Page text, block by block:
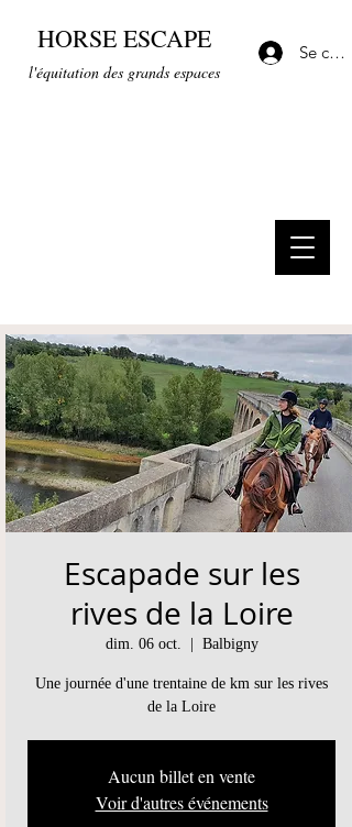
HORSE ESCAPE
l'équitation des grands espaces
Se
Escapade sur les
rives de la Loire
dim. 06 oct. Balbigny
Une journée d'une trentaine de km sur les rives
Aucun billet en vente
Voir d'autres événements